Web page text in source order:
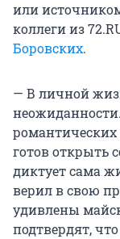
или
коллеги из
Боровских.
— В личной
романтических
готов открыть
диктует сама
верил в свою
удивлены
подтвердят,